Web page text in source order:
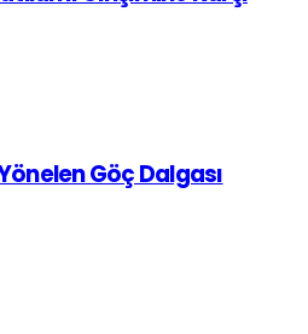
Göç Dalgası